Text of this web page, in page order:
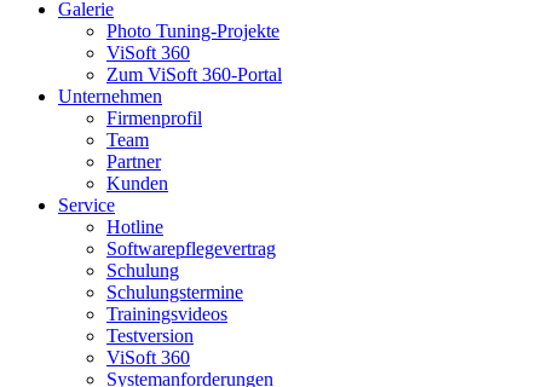
Galerie
Photo Tuning-Projekte
ViSoft 360
Zum ViSoft 360-Portal
Unternehmen
Firmenprofil
Team
Partner
Kunden
Service
Hotline
Softwarepflegevertrag
Schulung
Schulungstermine
Trainingsvideos
Testversion
ViSoft 360
Systemanforderungen